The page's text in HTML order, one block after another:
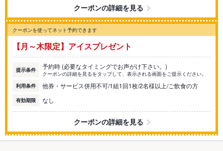
クーポンの詳細を見る
クーポンを使ってネット予約できます
【月～木限定】アイスプレゼント
提示条件 予約時 (必要なタイミングでお声がけ下さい。)
クーポンの詳細を見るをタップして、表示される画面をご提示ください。
利用条件
他券・サービス併用不可/1組1回1枚/2名様以上/ご飲食の方
有効期限 なし
クーポンの詳細を見る